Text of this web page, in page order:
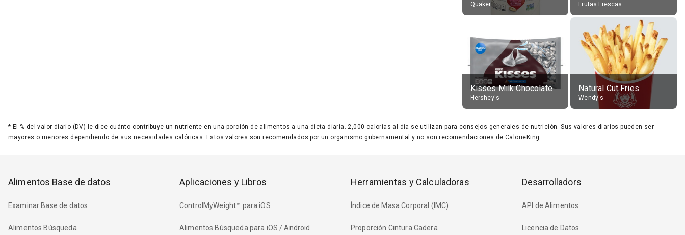
Quaker Frutas Frescas
Kisses Milk Chocolate
Hershey's
Natural Cut Fries
Wendy's
* El % del valor diario (DV) le dice cuánto contribuye un nutriente en una porción de alimentos a una dieta diaria. 2,000 calorías al día se utilizan para consejos generales de nutrición. Sus valores diarios pueden ser
mayores o menores dependiendo de sus necesidades calóricas. Estos valores son recomendados por un organismo gubernamental y no son recomendaciones de CalorieKing.
Alimentos Base de datos
Examinar Base de datos
Alimentos Búsqueda
Aplicaciones y Libros
ControlMyWeight™ para iOS
Alimentos Búsqueda para iOS / Android
Herramientas y Calculadoras
Índice de Masa Corporal (IMC)
Proporción Cintura Cadera
Desarrolladors
API de Alimentos
Licencia de Datos